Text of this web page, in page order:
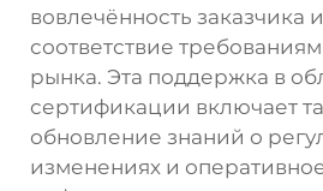
вовлечённость заказчика
соответствие
рынка. Эта поддержка в
сертификации включает
обновление знаний о
изменениях и